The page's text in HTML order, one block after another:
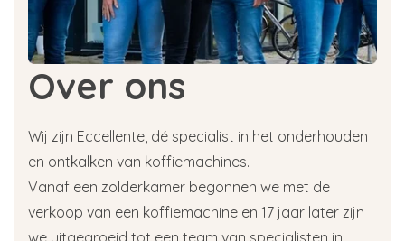
& Crémeuxà Puissant & Corsé. Vous pouvez
ainsi choisir facilement le café qui correspond à
vos goûts.
Quels grains de café Eccellente
vous conviennent ?
Vous avez du mal à choisir ? Utilisez notre
des saveurs Eccellente. Vous y découvrirez
rapidement quels grains de café correspondent
à vos préférences : doux, sucré, équilibré, corsé,
Over ons
Wij zijn Eccellente, dé specialist in het onderhouden
en ontkalken van koffiemachines.
Vanaf een zolderkamer begonnen we met de
verkoop van een koffiemachine en 17 jaar later zijn
we uitgegroeid tot een team van specialisten in